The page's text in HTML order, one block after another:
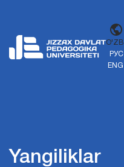
O'ZB
РУС
ENG
Yangiliklar